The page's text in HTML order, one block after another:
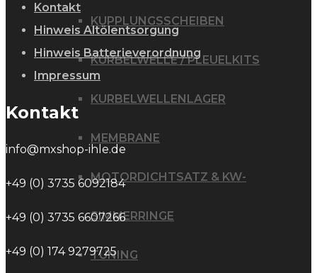
KUPPLUNGSSCHEIBEN
KURBELWELLE / PLEUELKITS
KURBELWELLENLAGER
MEMBRANE
MOTORDICHTSATZ & KW-
SIMMERRINGE
TUNING
Kontakt
Hinweis Altölentsorgung
Hinweis Batterieverordnung
Impressum
Kontakt
info@mxshop-ihle.de
+49 (0) 3735 6092184
+49 (0) 3735 6607266
+49 (0) 174 9279725